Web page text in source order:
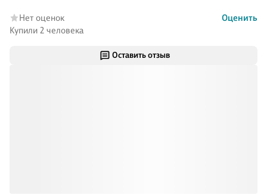
Оставить отзыв
Нет оценок
Оценить
Купили 2 человека